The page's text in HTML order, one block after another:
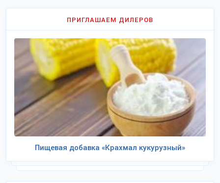
ПРИГЛАШАЕМ ДИЛЕРОВ
Пищевая добавка «Крахмал кукурузный»